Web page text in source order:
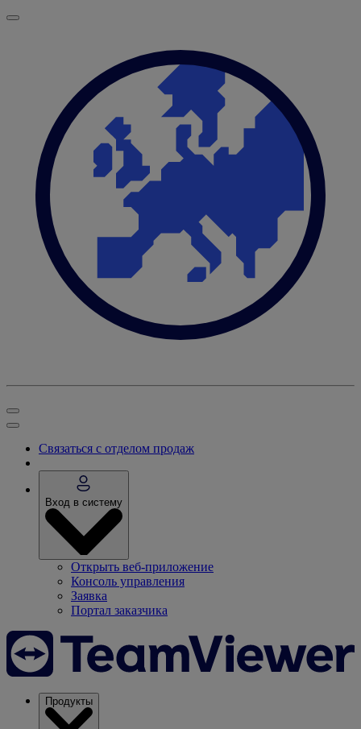
Связаться с отделом продаж
Вход в систему
Открыть веб-приложение
Консоль управления
Заявка
Портал заказчика
Продукты